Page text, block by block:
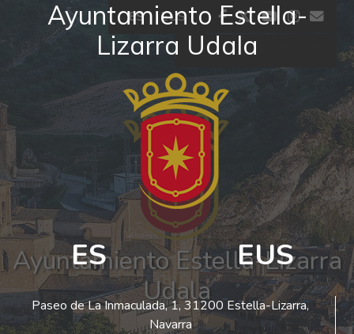
Ayuntamiento Estella-
Lizarra Udala
ES EUS
Paseo de La Inmaculada, 1, 31200 Estella-Lizarra,
Navarra
Ir al contenido ES EUS facebook
twitter
youtube
El tiempo - Tutiempo.net
Ayuntamiento Estella-Lizarra
Udala